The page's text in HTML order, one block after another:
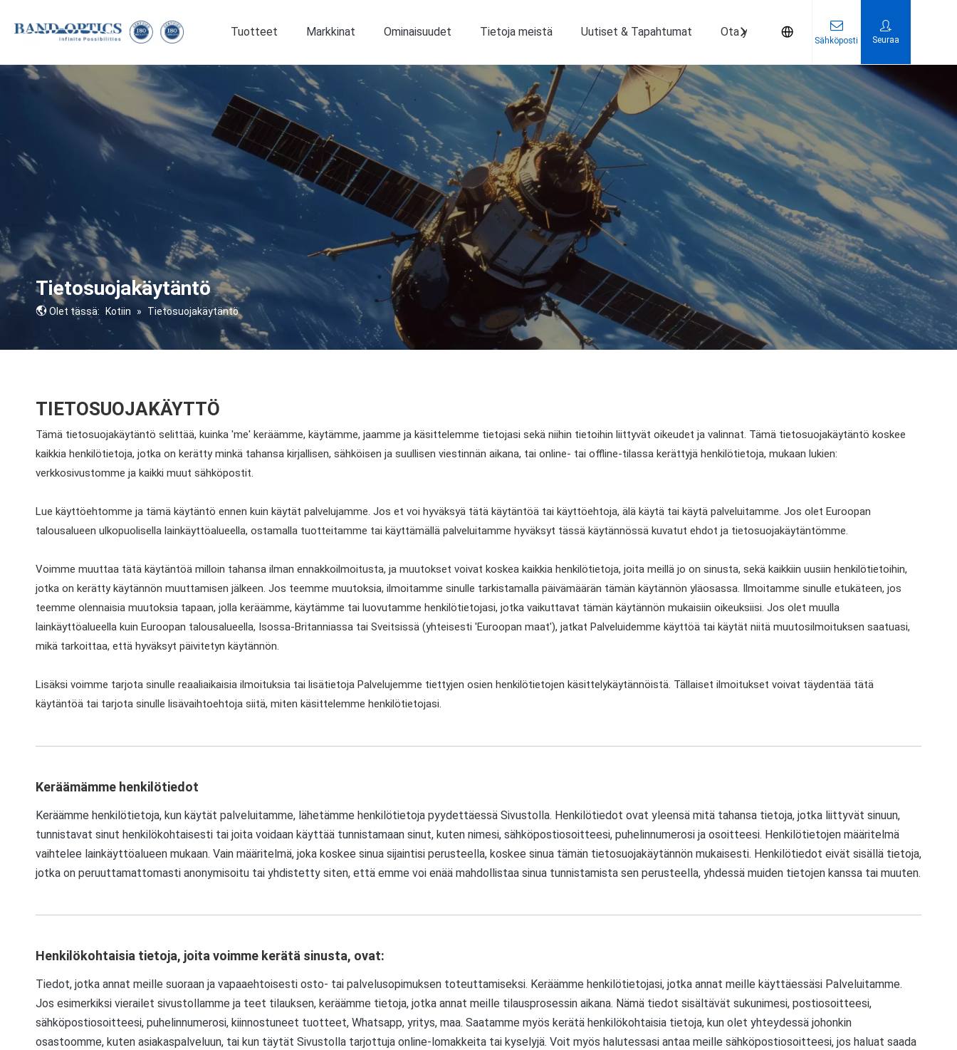
Tuotteet Markkinat Ominaisuudet Tietoja meistä Uutiset & Tapahtumat Ota yhteyttä
Sähköposti Seuraa
Tietosuojakäytäntö
Olet tässä: Kotiin » Tietosuojakäytäntö
TIETOSUOJAKÄYTTÖ
Tämä tietosuojakäytäntö selittää, kuinka 'me' keräämme, käytämme, jaamme ja käsittelemme tietojasi sekä niihin tietoihin liittyvät oikeudet ja valinnat. Tämä tietosuojakäytäntö koskee
kaikkia henkilötietoja, jotka on kerätty minkä tahansa kirjallisen, sähköisen ja suullisen viestinnän aikana, tai online- tai offline-tilassa kerättyjä henkilötietoja, mukaan lukien:
verkkosivustomme ja kaikki muut sähköpostit.
Lue käyttöehtomme ja tämä käytäntö ennen kuin käytät palvelujamme. Jos et voi hyväksyä tätä käytäntöä tai käyttöehtoja, älä käytä tai käytä palveluitamme. Jos olet Euroopan
talousalueen ulkopuolisella lainkäyttöalueella, ostamalla tuotteitamme tai käyttämällä palveluitamme hyväksyt tässä käytännössä kuvatut ehdot ja tietosuojakäytäntömme.
Voimme muuttaa tätä käytäntöä milloin tahansa ilman ennakkoilmoitusta, ja muutokset voivat koskea kaikkia henkilötietoja, joita meillä jo on sinusta, sekä kaikkiin uusiin henkilötietoihin,
jotka on kerätty käytännön muuttamisen jälkeen. Jos teemme muutoksia, ilmoitamme sinulle tarkistamalla päivämäärän tämän käytännön yläosassa. Ilmoitamme sinulle etukäteen, jos
teemme olennaisia ​​muutoksia tapaan, jolla keräämme, käytämme tai luovutamme henkilötietojasi, jotka vaikuttavat tämän käytännön mukaisiin oikeuksiisi. Jos olet muulla
lainkäyttöalueella kuin Euroopan talousalueella, Isossa-Britanniassa tai Sveitsissä (yhteisesti 'Euroopan maat'), jatkat Palveluidemme käyttöä tai käytät niitä muutosilmoituksen saatuasi,
mikä tarkoittaa, että hyväksyt päivitetyn käytännön.
Lisäksi voimme tarjota sinulle reaaliaikaisia ​​ilmoituksia tai lisätietoja Palvelujemme tiettyjen osien henkilötietojen käsittelykäytännöistä. Tällaiset ilmoitukset voivat täydentää tätä
käytäntöä tai tarjota sinulle lisävaihtoehtoja siitä, miten käsittelemme henkilötietojasi.
Keräämämme henkilötiedot
Keräämme henkilötietoja, kun käytät palveluitamme, lähetämme henkilötietoja pyydettäessä Sivustolla. Henkilötiedot ovat yleensä mitä tahansa tietoja, jotka liittyvät sinuun,
tunnistavat sinut henkilökohtaisesti tai joita voidaan käyttää tunnistamaan sinut, kuten nimesi, sähköpostiosoitteesi, puhelinnumerosi ja osoitteesi. Henkilötietojen määritelmä
vaihtelee lainkäyttöalueen mukaan. Vain määritelmä, joka koskee sinua sijaintisi perusteella, koskee sinua tämän tietosuojakäytännön mukaisesti. Henkilötiedot eivät sisällä tietoja,
jotka on peruuttamattomasti anonymisoitu tai yhdistetty siten, että emme voi enää mahdollistaa sinua tunnistamista sen perusteella, yhdessä muiden tietojen kanssa tai muuten.
Henkilökohtaisia ​​tietoja, joita voimme kerätä sinusta, ovat:
Tiedot, jotka annat meille suoraan ja vapaaehtoisesti osto- tai palvelusopimuksen toteuttamiseksi. Keräämme henkilötietojasi, jotka annat meille käyttäessäsi Palveluitamme.
Jos esimerkiksi vierailet sivustollamme ja teet tilauksen, keräämme tietoja, jotka annat meille tilausprosessin aikana. Nämä tiedot sisältävät sukunimesi, postiosoitteesi,
sähköpostiosoitteesi, puhelinnumerosi, kiinnostuneet tuotteet, Whatsapp, yritys, maa. Saatamme myös kerätä henkilökohtaisia ​​tietoja, kun olet yhteydessä johonkin
osastoomme, kuten asiakaspalveluun, tai kun täytät Sivustolla tarjottuja online-lomakkeita tai kyselyjä. Voit myös halutessasi antaa meille sähköpostiosoitteesi, jos haluat saada